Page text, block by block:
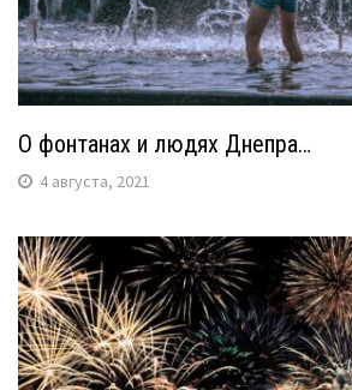
О фонтанах и людях Днепра…
4 августа, 2021